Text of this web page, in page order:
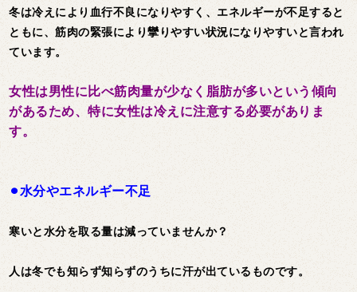
冬は冷えにより血行不良になりやすく、エネルギーが不足すると
ともに、筋肉の緊張により攣りやすい状況になりやすいと言われ
ています。
女性は男性に比べ筋肉量が少なく脂肪が多いという傾向
があるため、特に女性は冷えに注意する必要がありま
す。
⚫︎水分やエネルギー不足
寒いと水分を取る量は減っていませんか？
人は冬でも知らず知らずのうちに汗が出ているものです。